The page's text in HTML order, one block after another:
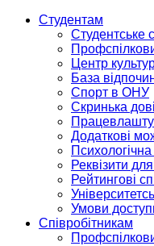
Студентам
Студентське
Центр
База
Спорт в ОНУ
Скринька
Додаткові
Реквізити
Рейтингові
Умови
Співробітникам